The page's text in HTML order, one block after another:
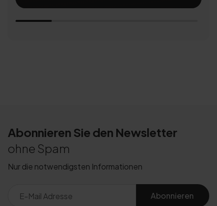
Abonnieren Sie den Newsletter
ohne Spam
Nur die notwendigsten Informationen
Abonnieren